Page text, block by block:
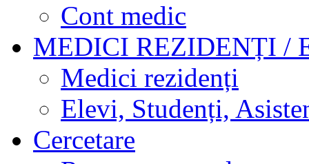
Cont medic
MEDICI REZIDENȚI /
Medici rezidenți
Elevi, Studenți,
Cercetare